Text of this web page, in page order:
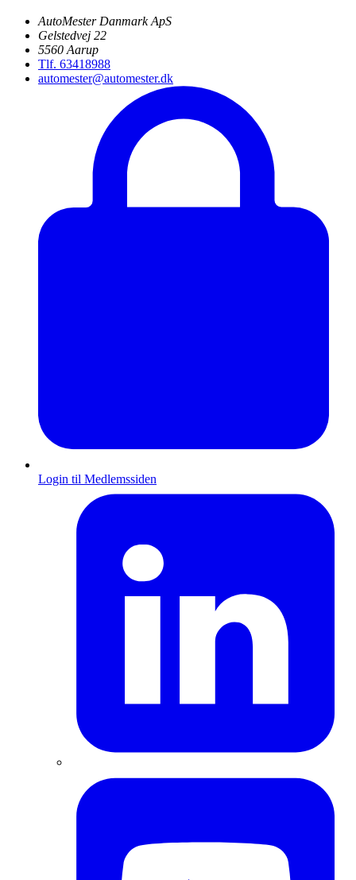
AutoMester Danmark ApS
Gelstedvej 22
5560 Aarup
Tlf. 63418988
automester@automester.dk
Login til Medlemssiden